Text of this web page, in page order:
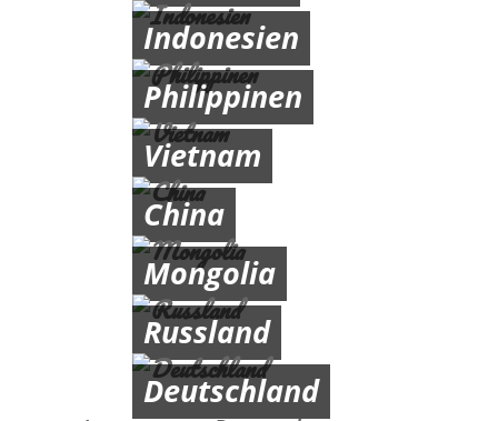
Indonesien
Philippinen
Vietnam
China
Mongolia
Russland
Deutschland